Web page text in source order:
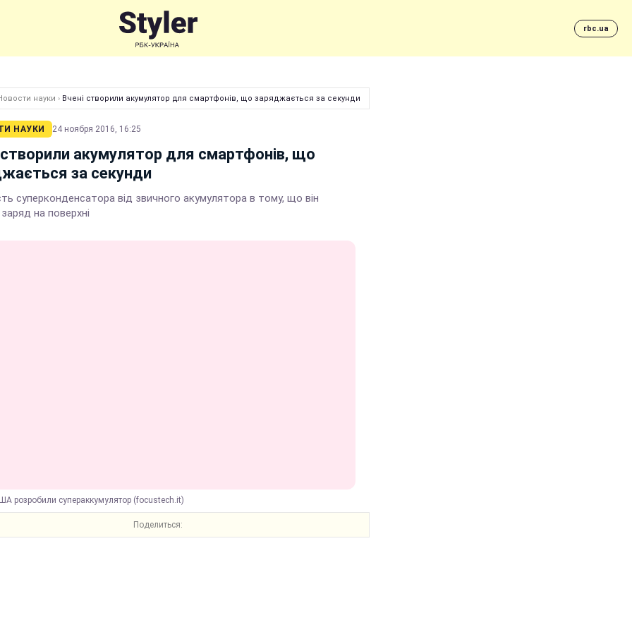
rbc.ua
науки › Вчені створили акумулятор для смартфонів, що заряджається за секунди
НАУКИ 24 ноября 2016, 16:25
створили акумулятор для смартфонів, що
за секунди
суперконденсатора від звичного акумулятора в тому, що він
заряд на поверхні
розробили супераккумулятор (focustech.it)
Поделиться: